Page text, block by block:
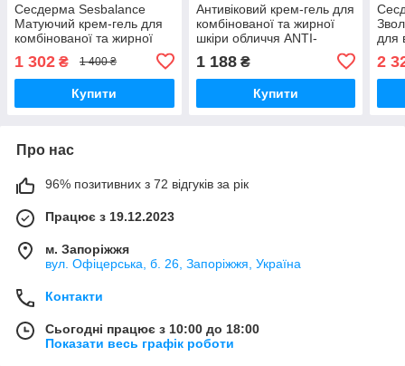
Сесдерма Sesbalance
Матуючий крем-гель для
комбінованої та жирної
Sesbalance mattifying gel
cream 50 мл
1 302 ₴ 1 400 ₴
Купити
Антивіковий крем-гель для
комбінованої та жирної
шкіри обличчя ANTI-
CREAM LaCabine, 50 мл
1 188₴
Купити
для
2
Про нас
96% позитивних з 72 відгуків за рік
Працює з 19.12.2023
м. Запоріжжя
вул. Офіцерська, б. 26, Запоріжжя, Україна
Контакти
Сьогодні працює з 10:00 до 18:00
Показати весь графік роботи